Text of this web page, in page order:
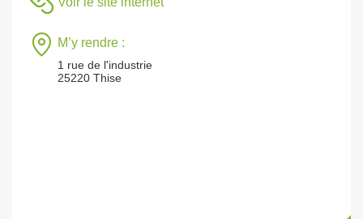
M’y rendre :
1 rue de l'industrie
25220 Thise